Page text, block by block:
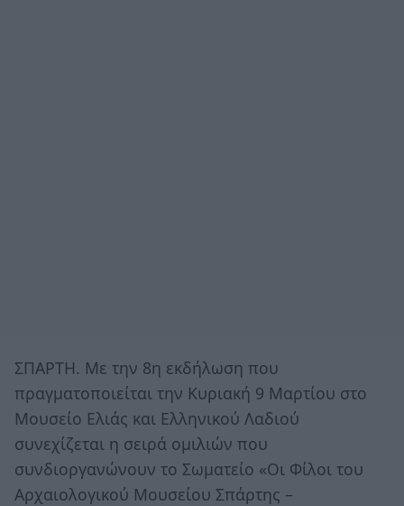
ΣΠΑΡΤΗ. Με την 8η εκδήλωση που
πραγματοποιείται την Κυριακή 9 Μαρτίου στο
Μουσείο Ελιάς και Ελληνικού Λαδιού
συνεχίζεται η σειρά ομιλιών που
συνδιοργανώνουν το Σωματείο «Οι Φίλοι του
Αρχαιολογικού Μουσείου Σπάρτης –